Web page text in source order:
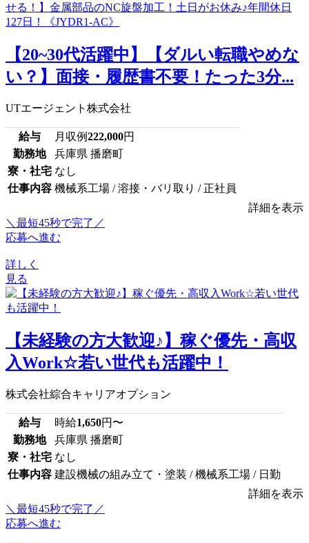
【20~30代活躍中】【ダルい転職やめな
い？】面接・履歴書不要！たった3分...
UTエージェント株式会社
給与 月収例222,000円
勤務地
兵庫県 播磨町
寮・社宅 なし
仕事内容 機械系工場 / 溶接・バリ取り / 正社員
詳細を表示
＼最短45秒で完了／
応募へ進む
詳しく
見る
【未経験の方大歓迎♪】稼ぐ優先・高収
入Work☆若い世代も活躍中！
株式会社綜合キャリアオプション
給与 時給1,650円〜
勤務地
兵庫県 播磨町
寮・社宅 なし
仕事内容 建設機械の組み立て・塗装 / 機械系工場 / 日勤
詳細を表示
＼最短45秒で完了／
応募へ進む